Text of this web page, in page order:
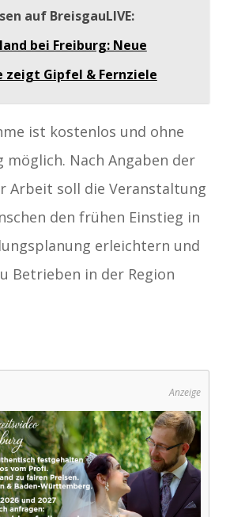
auf BreisgauLIVE:
bei Freiburg: Neue
zeigt Gipfel & Fernziele
ist kostenlos und ohne
möglich. Nach Angaben der
Arbeit soll die Veranstaltung
den frühen Einstieg in
erleichtern und
Betrieben in der Region
Anzeige